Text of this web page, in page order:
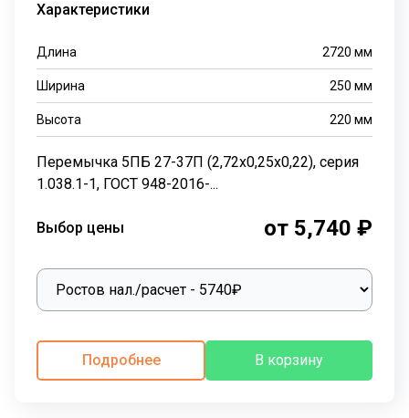
Характеристики
Длина 2720 мм
Ширина 250 мм
Высота 220 мм
Перемычка 5ПБ 27-37П (2,72х0,25х0,22), серия
1.038.1-1, ГОСТ 948-2016-...
Выбор цены от 5,740 ₽
Подробнее В корзину